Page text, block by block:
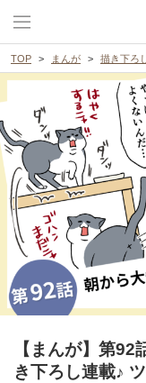
TOP まんが 描き下ろ
【まんが】第
き下ろし連載♪